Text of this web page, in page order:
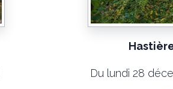
Du lundi 28